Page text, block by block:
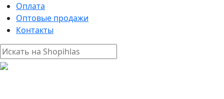
Оплата
Оптовые продажи
Контакты